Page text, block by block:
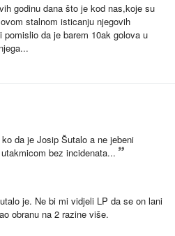
godinu dana što je kod nas,koje su
stalnom isticanju njegovih
da je barem 10ak golova u
da je Josip Šutalo a ne jebeni
bez incidenata...
je. Ne bi mi vidjeli LP da se on lani
obranu na 2 razine više.